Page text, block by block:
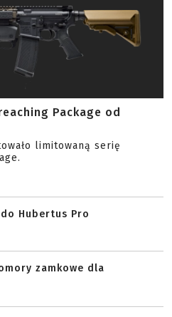
Package od
limitowaną serię
Hubertus Pro
zamkowe dla